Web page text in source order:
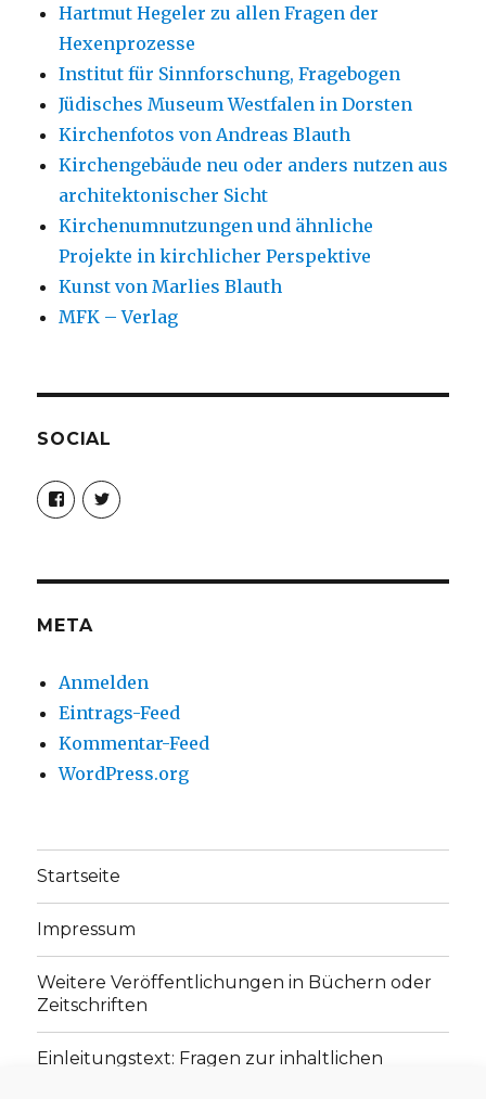
Hartmut Hegeler zu allen Fragen der
Hexenprozesse
Institut für Sinnforschung, Fragebogen
Jüdisches Museum Westfalen in Dorsten
Kirchenfotos von Andreas Blauth
Kirchengebäude neu oder anders nutzen aus
architektonischer Sicht
Kirchenumnutzungen und ähnliche
Projekte in kirchlicher Perspektive
Kunst von Marlies Blauth
MFK – Verlag
SOCIAL
Profil
von
christoph.fleischer1
anzeigen
Profil
von
anzeigen
META
Anmelden
Eintrags-Feed
Kommentar-Feed
WordPress.org
Startseite
Impressum
Weitere Veröffentlichungen in Büchern oder
Zeitschriften
Einleitungstext: Fragen zur inhaltlichen